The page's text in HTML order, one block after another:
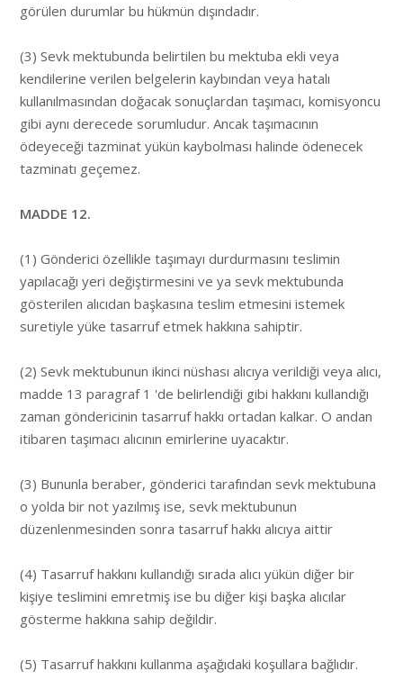
görülen durumlar bu hükmün dışındadır.
(3) Sevk mektubunda belirtilen bu mektuba ekli veya
kendilerine verilen belgelerin kaybından veya hatalı
kullanılmasından doğacak sonuçlardan taşımacı, komisyoncu
gibi aynı derecede sorumludur. Ancak taşımacının
ödeyeceği tazminat yükün kaybolması halinde ödenecek
tazminatı geçemez.
MADDE 12.
(1) Gönderici özellikle taşımayı durdurmasını teslimin
yapılacağı yeri değiştirmesini ve ya sevk mektubunda
gösterilen alıcıdan başkasına teslim etmesini istemek
suretiyle yüke tasarruf etmek hakkına sahiptir.
(2) Sevk mektubunun ikinci nüshası alıcıya verildiği veya alıcı,
madde 13 paragraf 1 'de belirlendiği gibi hakkını kullandığı
zaman göndericinin tasarruf hakkı ortadan kalkar. O andan
itibaren taşımacı alıcının emirlerine uyacaktır.
(3) Bununla beraber, gönderici tarafından sevk mektubuna
o yolda bir not yazılmış ise, sevk mektubunun
düzenlenmesinden sonra tasarruf hakkı alıcıya aittir
(4) Tasarruf hakkını kullandığı sırada alıcı yükün diğer bir
kişiye teslimini emretmiş ise bu diğer kişi başka alıcılar
gösterme hakkına sahip değildir.
(5) Tasarruf hakkını kullanma aşağıdaki koşullara bağlıdır.